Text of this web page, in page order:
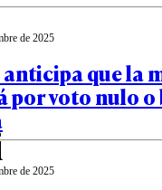
de 2025
que la
por voto nulo o
de 2025